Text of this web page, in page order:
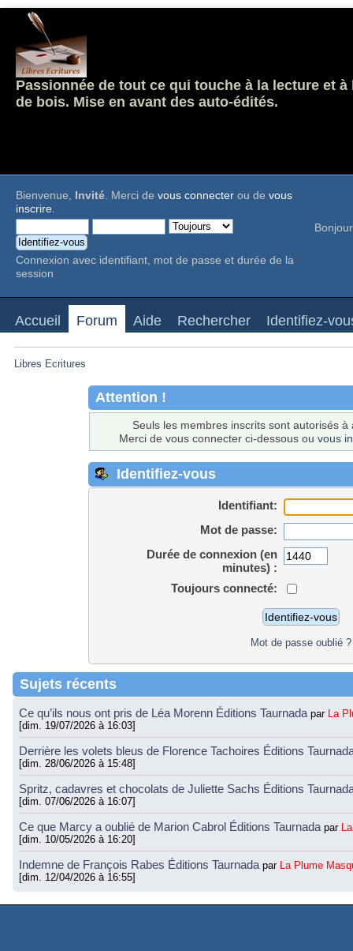
Passionnée de tout ce qui touche à la lecture et
de bois. Mise en avant des auto-édités.
Bienvenue, Invité. Merci de vous connecter ou de vous
inscrire.
Connexion avec identifiant, mot de passe et durée de la
session
Accueil Forum Aide Rechercher Identifiez-
Libres Ecritures
Attention !
Seuls les membres inscrits sont autorisés
Merci de vous connecter ci-dessous ou vous
Identifiez-vous
Identifiant:
Mot de passe:
Durée de connexion (en
minutes) :
Toujours connecté:
Mot de passe oublié ?
Sujets récents
Ce qu’ils nous ont pris de Léa Morenn Éditions Taurnada par La
[dim. 19/07/2026 à 16:03]
Derrière les volets bleus de Florence Tachoires Éditions
[dim. 28/06/2026 à 15:48]
Spritz, cadavres et chocolats de Juliette Sachs Éditions
[dim. 07/06/2026 à 16:07]
Ce que Marcy a oublié de Marion Cabrol Éditions Taurnada par
[dim. 10/05/2026 à 16:20]
Indemne de François Rabes Éditions Taurnada par La Plume
[dim. 12/04/2026 à 16:55]